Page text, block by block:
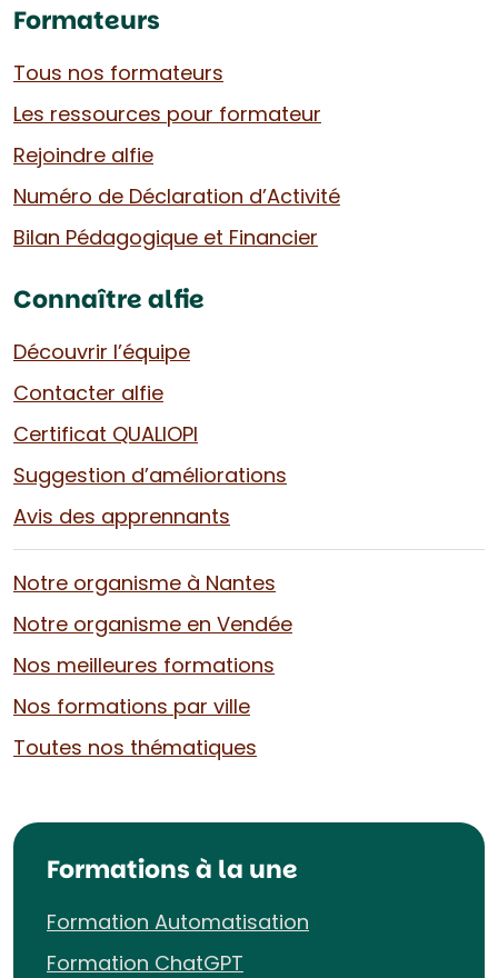
Formateurs
Tous nos formateurs
Les ressources pour formateur
Rejoindre alfie
Numéro de Déclaration d’Activité
Bilan Pédagogique et Financier
Connaître alfie
Découvrir l’équipe
Contacter alfie
Certificat QUALIOPI
Suggestion d’améliorations
Avis des apprennants
Notre organisme à Nantes
Notre organisme en Vendée
Nos meilleures formations
Nos formations par ville
Toutes nos thématiques
Formations à la une
Formation Automatisation
Formation ChatGPT